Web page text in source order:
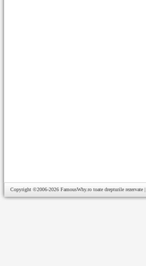
Copyright ©2006-2026 FamousWhy.ro toate drepturile rezervate |